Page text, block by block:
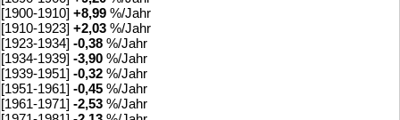
[1900-1910] +8,99 %/Jahr
[1910-1923] +2,03 %/Jahr
[1923-1934] -0,38 %/Jahr
[1934-1939] -3,90 %/Jahr
[1939-1951] -0,32 %/Jahr
[1951-1961] -0,45 %/Jahr
[1961-1971] -2,53 %/Jahr